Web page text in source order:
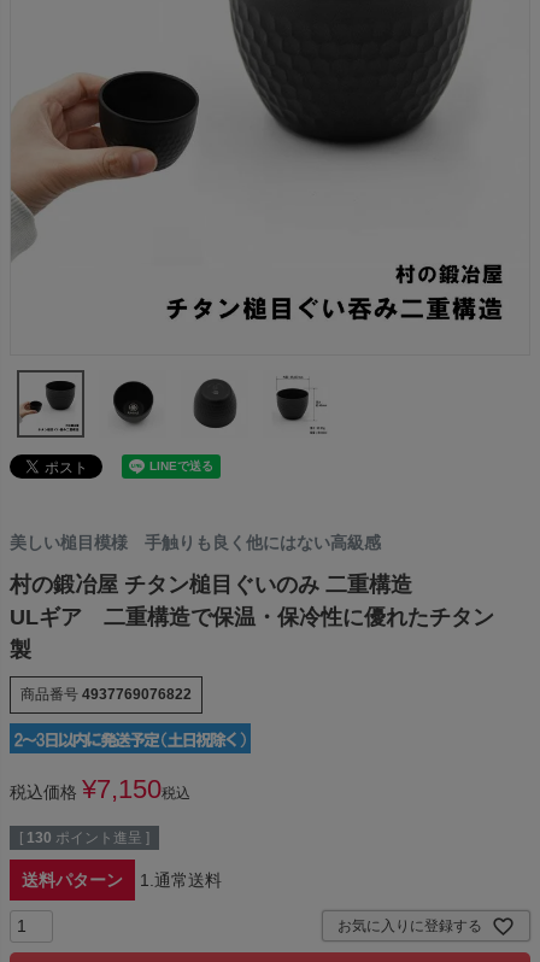
美しい槌目模様 手触りも良く他にはない高級感
村の鍛冶屋 チタン槌目ぐいのみ 二重構造
ULギア 二重構造で保温・保冷性に優れたチタン
製
商品番号 4937769076822
税込価格 ¥7,150税込
[ 130 ポイント進呈 ]
送料パターン 1.通常送料
お気に入りに登録する